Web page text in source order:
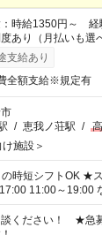
：時給1350円～
あり（月払いも選
払いとなります。
支給あり
全額支給※規定有
/ 恵我ノ荘駅 /
施設＞
★スタート時間選べます！ 7:00～
11:00～19:00 など 残業
事と合わせ週40
き、週20時間以
働者派遣法（日雇
談ください！ ★急